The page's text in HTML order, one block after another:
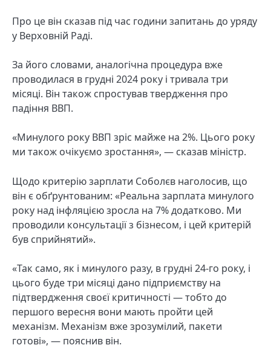
Про це він сказав під час години запитань до уряду
у Верховній Раді.
За його словами, аналогічна процедура вже
проводилася в грудні 2024 року і тривала три
місяці. Він також спростував твердження про
падіння ВВП.
«Минулого року ВВП зріс майже на 2%. Цього року
ми також очікуємо зростання», — сказав міністр.
Щодо критерію зарплати Соболєв наголосив, що
він є обґрунтованим: «Реальна зарплата минулого
року над інфляцією зросла на 7% додатково. Ми
проводили консультації з бізнесом, і цей критерій
був сприйнятий».
«Так само, як і минулого разу, в грудні 24-го року, і
цього буде три місяці дано підприємству на
підтвердження своєї критичності — тобто до
першого вересня вони мають пройти цей
механізм. Механізм вже зрозумілий, пакети
готові», — пояснив він.